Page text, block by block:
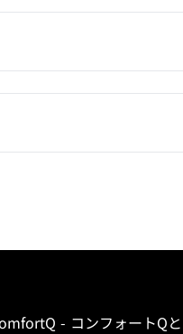
- コンフォートQ